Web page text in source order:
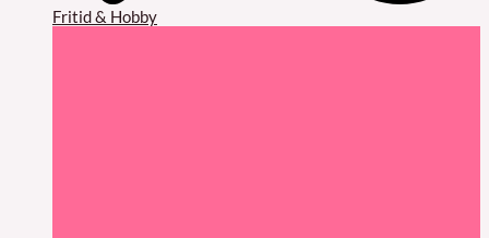
Fritid & Hobby